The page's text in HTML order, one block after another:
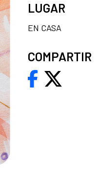
LUGAR
EN CASA
COMPARTIR